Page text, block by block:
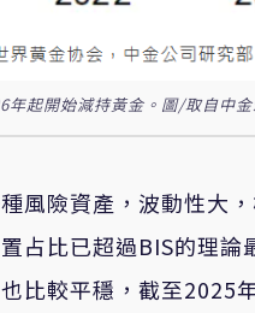
年起開始減持黃金。圖/取自中
風險資產，波動性大
占比已超過BIS的理
比較平穩，截至2025